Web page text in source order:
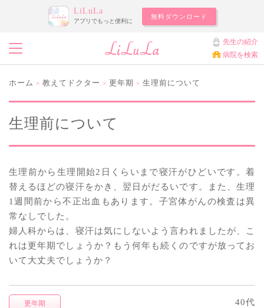
LiLuLa
アプリでもっと便利に
無料ダウンロード
先生の紹介
病院を検索
ホーム > 教えてドクター > 更年期 > 生理前について
生理前について
生理前から生理開始2日くらいまで寝汗がひどいです。着
替えるほどの寝汗をかき、翌日がだるいです。また、生理
1週間前から不正出血もあります。子宮体がんの検査は異
常なしでした。
婦人科からは、寝汗は気にしないよう言われましたが、こ
れは更年期でしょうか？もう何年も続くのですが放ってお
いて大丈夫でしょうか？
更年期 40代